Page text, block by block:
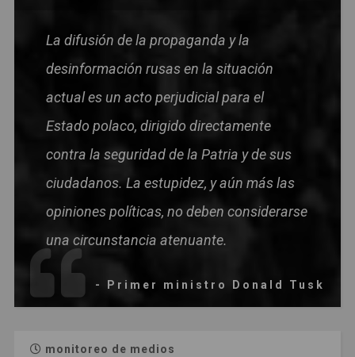
La difusión de la propaganda y la
desinformación rusas en la situación
actual es un acto perjudicial para el
Estado polaco, dirigido directamente
contra la seguridad de la Patria y de sus
ciudadanos. La estupidez, y aún más las
opiniones políticas, no deben considerarse
una circunstancia atenuante.
- Primer ministro Donald Tusk
monitoreo de medios